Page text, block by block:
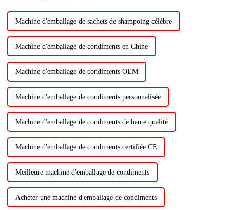
Machine d'emballage de sachets de shampoing célèbre
Machine d'emballage de condiments en Chine
Machine d'emballage de condiments OEM
Machine d'emballage de condiments personnalisée
Machine d'emballage de condiments de haute qualité
Machine d'emballage de condiments certifiée CE
Meilleure machine d'emballage de condiments
Acheter une machine d'emballage de condiments